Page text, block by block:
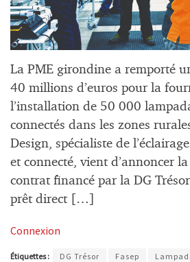
La PME girondine a remporté
40 millions d’euros pour la
l’installation de 50 000
connectés dans les zones
Design, spécialiste de
et connecté, vient d’annoncer
contrat financé par la DG
prêt direct […]
Connexion
Étiquettes : DG Trésor Fasep